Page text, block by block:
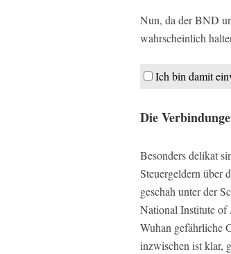
Nun, da der BND
wahrscheinlich
Ich bin damit
Die
Besonders delikat
Steuergeldern über
geschah unter der
National Institute of
Wuhan gefährliche
inzwischen ist klar,